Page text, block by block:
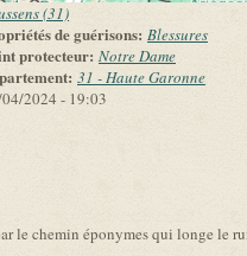
(31)
de guérisons: Blessures
protecteur: Notre Dame
31 - Haute Garonne
2024 - 19:03
le chemin éponymes qui longe le